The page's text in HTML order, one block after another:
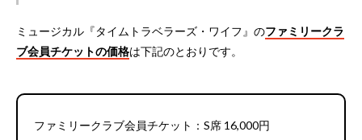
ミュージカル『タイムトラベラーズ・ワイフ』のファミリークラ
ブ会員チケットの価格は下記のとおりです。
ファミリークラブ会員チケット：S席 16,000円